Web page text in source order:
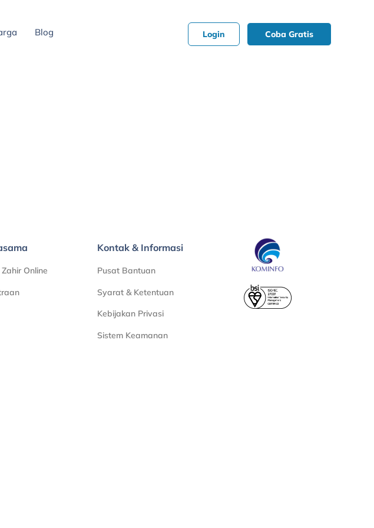
Blog Login Coba Gratis
Online
Kontak & Informasi
Pusat Bantuan
Syarat & Ketentuan
Kebijakan Privasi
Sistem Keamanan